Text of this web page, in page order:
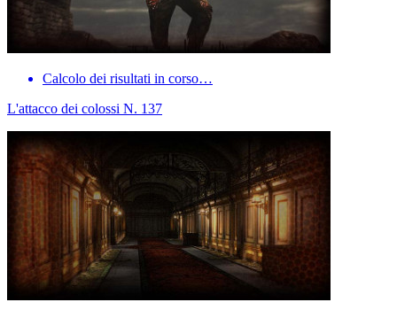
Calcolo dei risultati in corso…
L'attacco dei colossi N. 137